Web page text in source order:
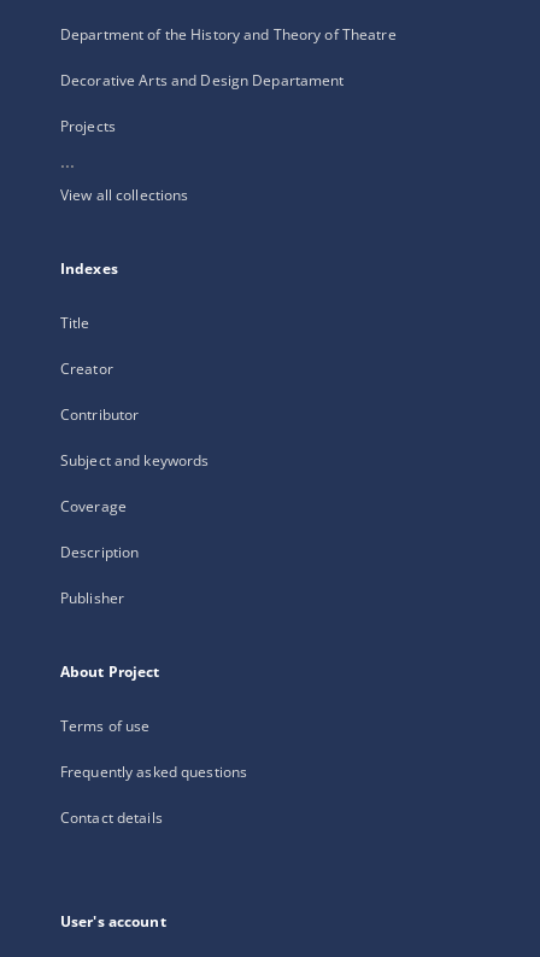
Department of the History and Theory of Theatre
Decorative Arts and Design Departament
Projects
...
View all collections
Indexes
Title
Creator
Contributor
Subject and keywords
Coverage
Description
Publisher
About Project
Terms of use
Frequently asked questions
Contact details
User's account